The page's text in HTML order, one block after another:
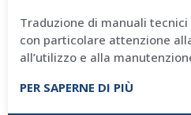
Traduzione di manuali
con particolare attenzione
all’utilizzo e alla
PER SAPERNE DI PIÙ